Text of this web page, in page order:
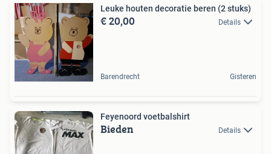
Leuke houten decoratie beren (2 stuks)
€ 20,00 Details
Barendrecht Gisteren
Feyenoord voetbalshirt
Bieden Details